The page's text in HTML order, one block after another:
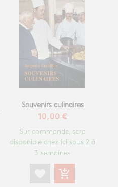
Souvenirs culinaires
10,00 €
Sur commande, sera
disponible chez ici sous 2 à
3 semaines
add_shopping_cart